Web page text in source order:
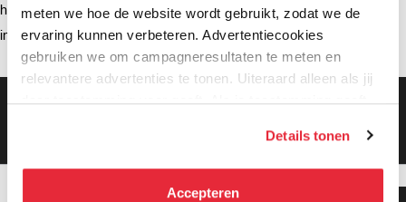
meten we hoe de website wordt gebruikt, zodat we de
ervaring kunnen verbeteren. Advertentiecookies
gebruiken we om campagneresultaten te meten en
relevantere advertenties te tonen. Uiteraard alleen als jij
daar toestemming voor geeft. Als je toestemming geeft,
kunnen deze gegevens combineren met informatie die zij
hebben verzameld via het gebruik van hun diensten. Je
kunt alle cookies accepteren, alleen noodzakelijke
Details tonen
Accepteren
hik-connect (2)
installatie (2)
Gratis bezorging vanaf €99,-